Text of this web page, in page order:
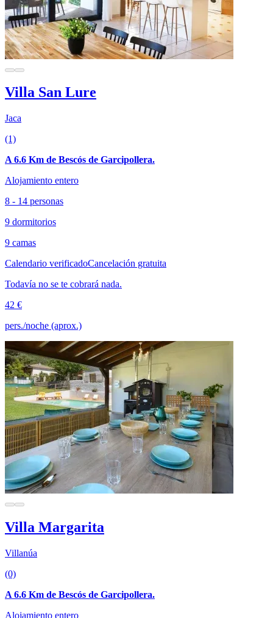
Villa San Lure
Jaca
(1)
A 6.6 Km de Bescós de Garcipollera.
Alojamiento entero
8 - 14 personas
9 dormitorios
9 camas
Calendario verificadoCancelación gratuita
Todavía no se te cobrará nada.
42 €
pers./noche (aprox.)
Villa Margarita
Villanúa
(0)
A 6.6 Km de Bescós de Garcipollera.
Alojamiento entero